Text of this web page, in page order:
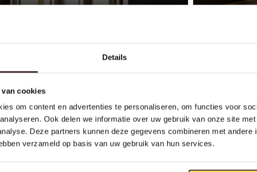
Details
cookies
om content en advertenties te personaliseren, om functies voor
Ook delen we informatie over uw gebruik van onze site
Deze partners kunnen deze gegevens combineren met andere
verzameld op basis van uw gebruik van hun services.
zorgt ervoor dat je
verlaat.